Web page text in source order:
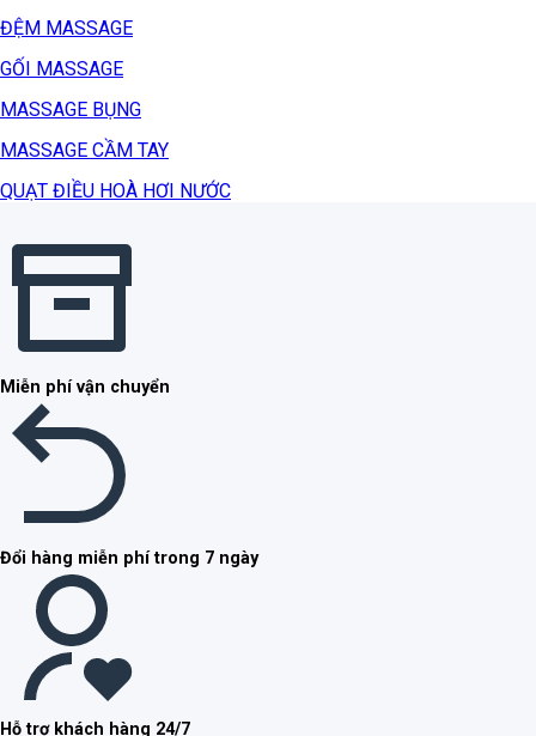
ĐỆM MASSAGE
GỐI MASSAGE
MASSAGE BỤNG
MASSAGE CẦM TAY
QUẠT ĐIỀU HOÀ HƠI NƯỚC
Miễn phí vận chuyển
Đổi hàng miễn phí trong 7 ngày
Hỗ trợ khách hàng 24/7